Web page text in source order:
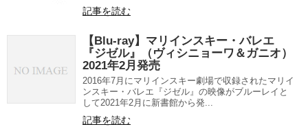
記事を読む
【Blu-ray】マリインスキー・バレエ
『ジゼル』（ヴィシニョーワ＆ガニオ）
2021年2月発売
2016年7月にマリインスキー劇場で収録されたマリイ
ンスキー・バレエ『ジゼル』の映像がブルーレイと
して2021年2月に新書館から発...
記事を読む